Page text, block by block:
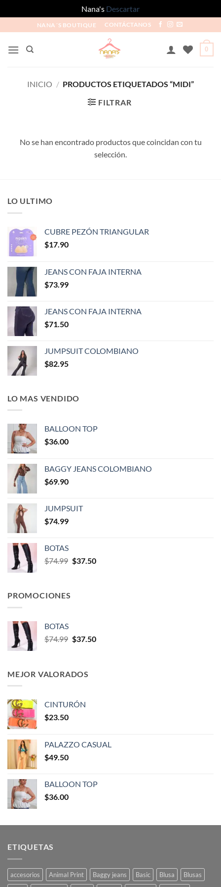
Nana's Descartar
NANA´S BOUTIQUE CONTÁCTANOS
0
INICIO / PRODUCTOS ETIQUETADOS “MIDI”
FILTRAR
No se han encontrado productos que coincidan con tu
selección.
LO ULTIMO
CUBRE PEZÓN TRIANGULAR
$17.90
JEANS CON FAJA INTERNA
$73.99
JEANS CON FAJA INTERNA
$71.50
JUMPSUIT COLOMBIANO
$82.95
LO MAS VENDIDO
BALLOON TOP
$36.00
BAGGY JEANS COLOMBIANO
$69.90
JUMPSUIT
$74.99
BOTAS
$74.99 $37.50
PROMOCIONES
BOTAS
$74.99 $37.50
MEJOR VALORADOS
CINTURÓN
$23.50
PALAZZO CASUAL
$49.50
BALLOON TOP
$36.00
ETIQUETAS
accesorios Animal Print Baggy jeans Basic Blusa
Blusas